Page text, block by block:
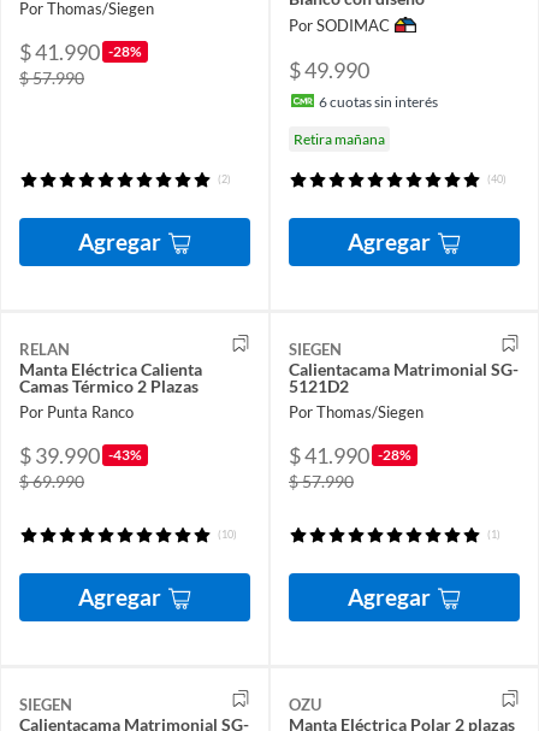
Por Thomas/Siegen
$ 41.990 -28%
$ 57.990
(2)
Agregar
Por SODIMAC
$ 49.990
6cuotas sin interés
Retira mañana
(40)
Agregar
RELAN
Manta Eléctrica Calienta
Camas Térmico 2 Plazas
Por Punta Ranco
$ 39.990 -43%
$ 69.990
(10)
Agregar
SIEGEN
Calientacama Matrimonial SG-
5121D2
Por Thomas/Siegen
$ 41.990 -28%
$ 57.990
(1)
Agregar
SIEGEN
Calientacama Matrimonial SG-
OZU
Manta Eléctrica Polar 2 plazas